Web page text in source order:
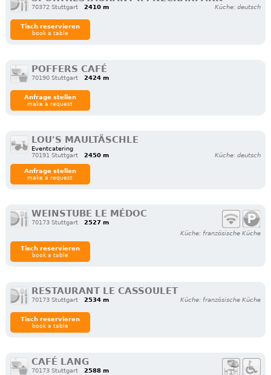
70372 Stuttgart 2410 m Küche: deutsch
Tisch reservieren
book a table
POFFERS CAFÉ
70190 Stuttgart 2424 m
Anfrage stellen
make a request
LOU'S MAULTÄSCHLE
Eventcatering
70191 Stuttgart
2450 m Küche: deutsch
Anfrage stellen
make a request
WEINSTUBE LE MÉDOC
70173 Stuttgart
2527 m
Küche: französische Küche
Tisch reservieren
book a table
RESTAURANT LE CASSOULET
70173 Stuttgart 2534 m Küche: französische Küche
Tisch reservieren
book a table
CAFÉ LANG
70173 Stuttgart
2588 m